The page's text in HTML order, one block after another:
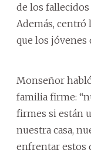
de los
Además,
que los jóvenes
Monseñor
familia firme:
firmes si están
nuestra casa,
enfrentar estos